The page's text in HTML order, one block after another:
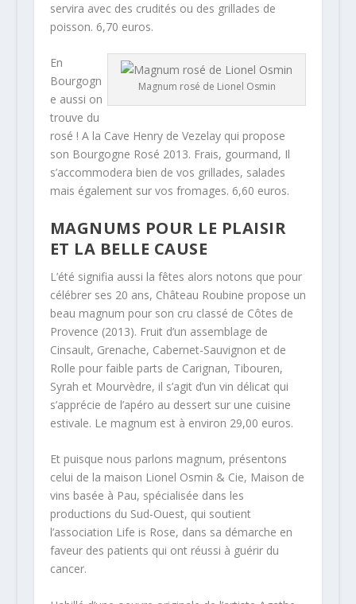
servira avec des crudités ou des grillades de
poisson. 6,70 euros.
Magnum rosé de Lionel Osmin
En
Bourgogn
e aussi on
trouve du
rosé ! A la Cave Henry de Vezelay qui propose
son Bourgogne Rosé 2013. Frais, gourmand, Il
s’accommodera bien de vos grillades, salades
mais également sur vos fromages. 6,60 euros.
MAGNUMS POUR LE PLAISIR
ET LA BELLE CAUSE
L’été signifia aussi la fêtes alors notons que pour
célébrer ses 20 ans, Château Roubine propose un
beau magnum pour son cru classé de Côtes de
Provence (2013). Fruit d’un assemblage de
Cinsault, Grenache, Cabernet-Sauvignon et de
Rolle pour faible parts de Carignan, Tibouren,
Syrah et Mourvèdre, il s’agit d’un vin délicat qui
s’apprécie de l’apéro au dessert sur une cuisine
estivale. Le magnum est à environ 29,00 euros.
Et puisque nous parlons magnum, présentons
celui de la maison Lionel Osmin & Cie, Maison de
vins basée à Pau, spécialisée dans les
productions du Sud-Ouest, qui soutient
l’association Life is Rose, dans sa démarche en
faveur des patients qui ont réussi à guérir du
cancer.